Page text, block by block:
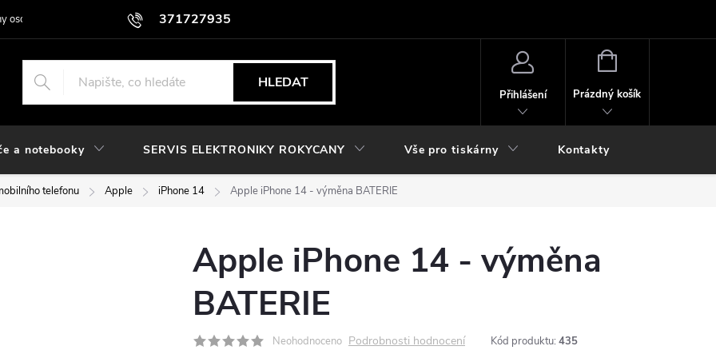
371727935
osobních údajů
HLEDAT
Přihlášení
NÁKUPNÍ
Prázdný košík
a notebooky SERVIS ELEKTRONIKY ROKYCANY Vše pro tiskárny Kontakty
telefonu Apple iPhone 14 Apple iPhone 14 - výměna BATERIE
Apple iPhone 14 - výměna
BATERIE
Neohodnoceno Podrobnosti hodnocení Kód produktu: 435